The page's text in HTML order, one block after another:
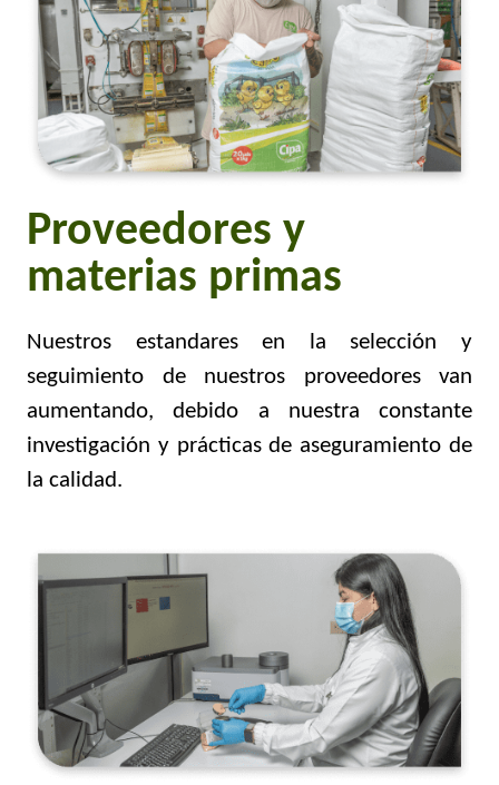
Proveedores y
materias primas
Nuestros estandares en la selección y
seguimiento de nuestros proveedores van
aumentando, debido a nuestra constante
investigación y prácticas de aseguramiento de
la calidad.